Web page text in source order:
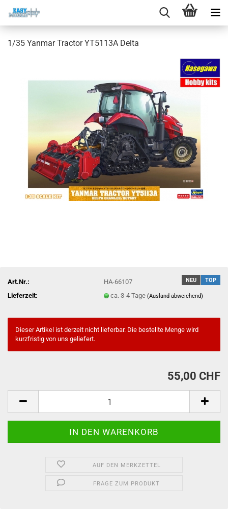
1/35 Yanmar Tractor YT5113A Delta
NEU TOP
Art.Nr.:
HA-66107
Lieferzeit:
ca. 3-4 Tage(Ausland abweichend)
Dieser Artikel ist derzeit nicht lieferbar. Die bestellte Menge wird
kurzfristig von uns geliefert.
55,00 CHF
AUF DEN MERKZETTEL
FRAGE ZUM PRODUKT